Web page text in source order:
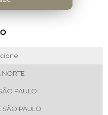
PAULO
SÃO PAULO